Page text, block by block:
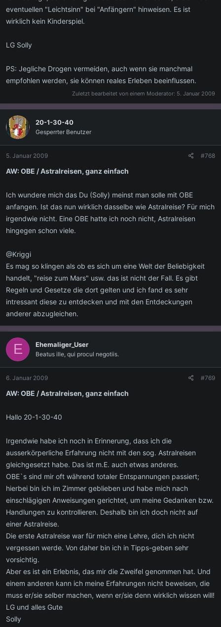
eventuellen "Leichtsinn" bei "Anfängern" hinweisen. Es ist
wirklich kein Kinderspiel.
LG Solly
PS: Jegliche Drogen vermeiden, auch wenn sie manchmal
empfohlen werden, sie können reales Erleben beeinflussen.
Zuletzt bearbeitet von einem Moderator: 5. Januar 2009
20-1-30-40
Gesperrter Benutzer
5. Januar 2009 #768
AW: OBE / Astralreisen, ganz einfach
Ich wundere mich das Du (Solly) meinst man solle mit OBE
anfangen. Ist das nun wirklich dasselbe wie Astralreise? Für mich
irgendwie nicht. Eine OBE hatte ich noch nicht, Astralreisen
hingegen schon viele.
@Kriggi
Es mag so klingen als ob es sich um eine Welt der Beliebigkeit
handelt, "reise zum Mars" usw. das ist nicht der Fall. Es gibt
Regeln und Gesetze die dort gelten und ich fand es sehr
intressant diese zu entdecken und mit den Entdeckungen
anderer abzugleichen.
E Ehemaliger_User
Beatus ille, qui procul negotiis.
6. Januar 2009 #769
AW: OBE / Astralreisen, ganz einfach
Hallo 20-1-30-40
Irgendwie habe ich noch in Erinnerung, dass ich die
ausserkörperliche Erfahrung nicht mit den sog. Astralreisen
gleichgesetzt habe. Das ist m.E. auch etwas anderes.
OBE`s sind mir oft während totaler Entspannungen passiert;
hierbei bin ich im Zimmer geblieben und habe mich nach
einschlägigen Anweisungen gerichtet, um meine Gedanken bzw.
Handlungen zu kontrollieren. Deshalb bin ich doch nicht auf
einer Astralreise.
Die erste Astralreise war für mich eine Lehre, dich ich nicht
vergessen werde. Von daher bin ich in Tipps-geben sehr
vorsichtig.
Aber es ist ein Erlebnis, das mir die Zweifel genommen hat. Und
einem anderen kann ich meine Erfahrungen nicht beweisen, die
muss er/sie selber machen, wenn er/sie denn wirklich wissen will!
LG und alles Gute
Solly